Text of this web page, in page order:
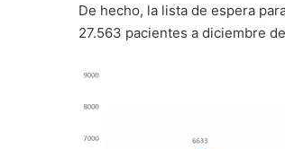
De hecho, la lista de espera
27.563 pacientes a diciembre